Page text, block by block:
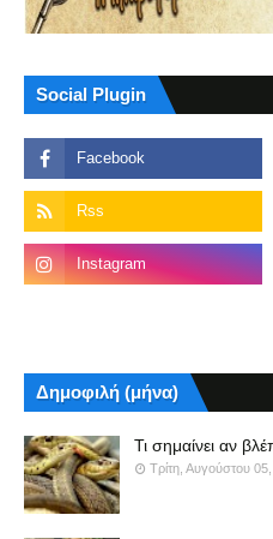
Social Plugin
Δημοφιλή (μήνα)
Τι σημαίνει αν
Τρίτη, Αυγούστου